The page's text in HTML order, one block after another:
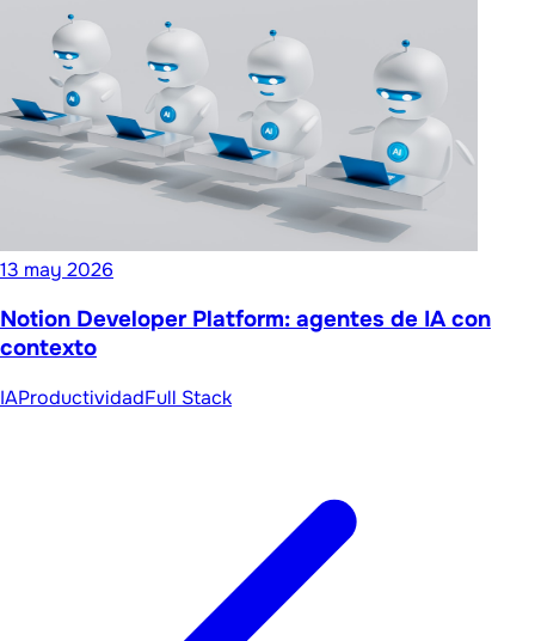
13 may 2026
Notion Developer Platform: agentes de IA con
contexto
IAProductividadFull Stack